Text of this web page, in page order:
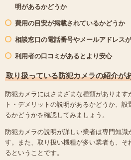
明があるかどうか
費用の目安が掲載されているかどうか
相談窓口の電話番号やメールアドレス
利用者の口コミがあるとより安心
取り扱っている防犯カメラの紹介が
防犯カメラにはさまざまな種類があります
ト・デメリットの説明があるかどうか、
るかどうかを確認してみましょう。
防犯カメラの説明が詳しい業者は専門知識
す。また、取り扱い機種が多い業者も、そ
るということです。